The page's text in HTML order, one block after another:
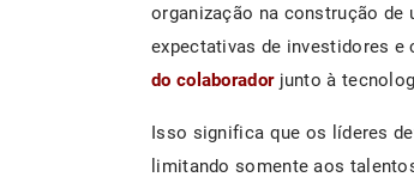
organização na construção de
expectativas de investidores
do colaboradorjunto à
Isso significa que os líderes
limitando somente aos